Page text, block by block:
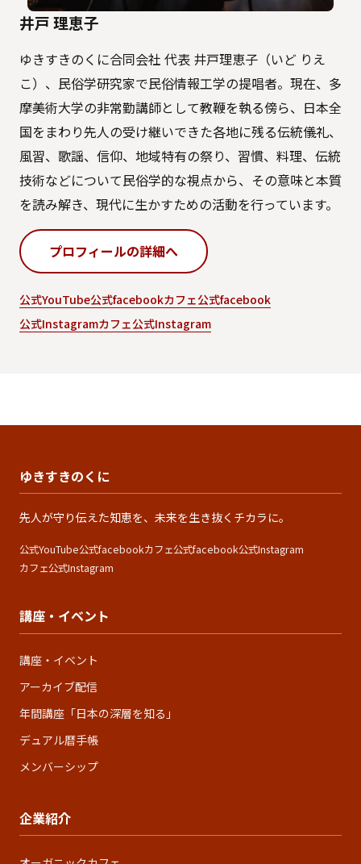
井戸 理恵子
ゆきすきのくに合同会社 代表 井戸理恵子（いど りえ
こ）、民俗学研究家で民俗情報工学の提唱者。現在、多
摩美術大学の非常勤講師として教鞭を執る傍ら、日本全
国をまわり先人の受け継いできた各地に残る伝統儀礼、
風習、歌謡、信仰、地域特有の祭り、習慣、料理、伝統
技術などについて民俗学的な視点から、その意味と本質
を読み解き、現代に生かすための活動を行っています。
プロフィールの詳細へ
公式YouTube公式facebookカフェ公式facebook
公式Instagramカフェ公式Instagram
ゆきすきのくに
先人が守り伝えた知恵を、未来を生き抜くチカラに。
公式YouTube公式facebookカフェ公式facebook公式Instagram
カフェ公式Instagram
講座・イベント
講座・イベント
アーカイブ配信
年間講座「日本の深層を知る」
デュアル暦手帳
メンバーシップ
企業紹介